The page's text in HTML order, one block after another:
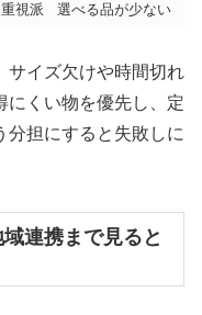
視派 選べる品が少ない
サイズ欠けや時間切れ
にくい物を優先し、定
分担にすると失敗しに
連携まで見ると